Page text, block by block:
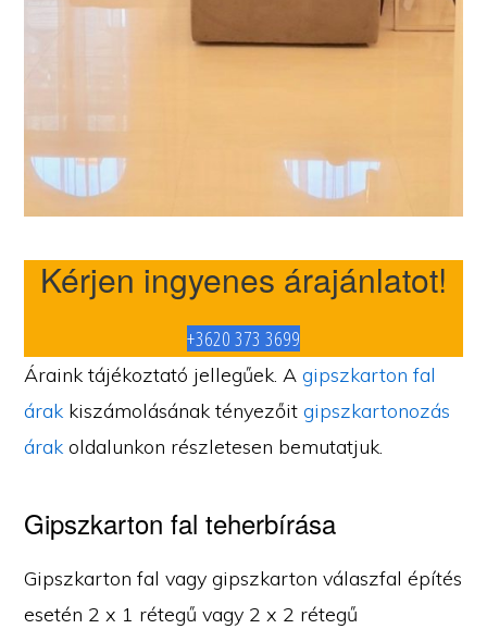
Kérjen ingyenes árajánlatot!
+3620 373 3699
Áraink tájékoztató jellegűek. Agipszkarton fal
árak kiszámolásának tényezőitgipszkartonozás
árak oldalunkon részletesen bemutatjuk.
Gipszkarton fal teherbírása
Gipszkarton fal vagy gipszkarton válaszfal építés
esetén 2 x 1 rétegű vagy 2 x 2 rétegű